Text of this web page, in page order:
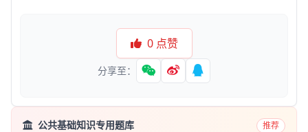
0 点赞
分享至：
公共基础知识专用题库 推荐